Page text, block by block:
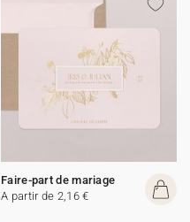
Faire-part de mariage
A partir de 2,16 €